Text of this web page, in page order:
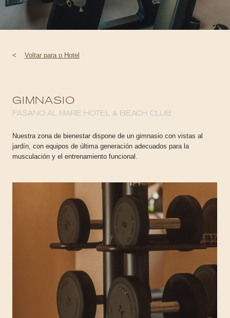
< Voltar para o Hotel
GIMNASIO
FASANO AL MARE HOTEL & BEACH CLUB
Nuestra zona de bienestar dispone de un gimnasio con vistas al
jardín, con equipos de última generación adecuados para la
musculación y el entrenamiento funcional.